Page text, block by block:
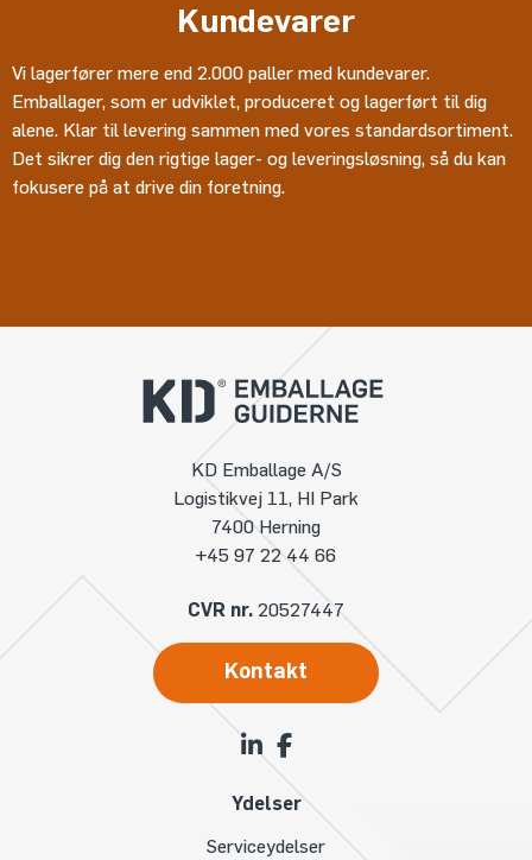
Kundevarer
Vi lagerfører mere end 2.000 paller med kundevarer.
Emballager, som er udviklet, produceret og lagerført til dig
alene. Klar til levering sammen med vores standardsortiment.
Det sikrer dig den rigtige lager- og leveringsløsning, så du kan
fokusere på at drive din foretning.
KD Emballage A/S
Logistikvej 11, HI Park
7400 Herning
+45 97 22 44 66
CVR nr. 20527447
Kontakt
Ydelser
Serviceydelser